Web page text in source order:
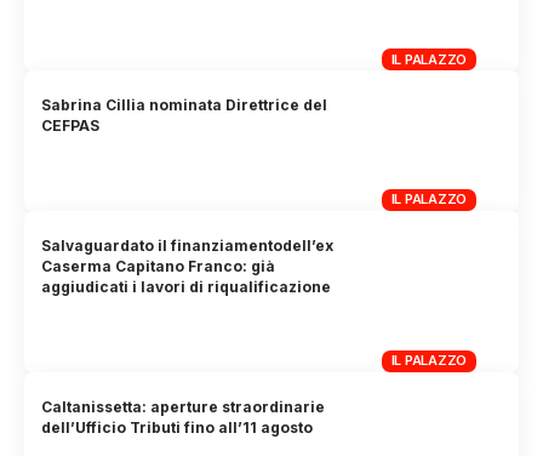
IL PALAZZO
IL PALAZZO
Sabrina Cillia nominata Direttrice del
CEFPAS
IL PALAZZO
Salvaguardato il finanziamentodell’ex
Caserma Capitano Franco: già
aggiudicati i lavori di riqualificazione
Caltanissetta: aperture straordinarie
dell’Ufficio Tributi fino all’11 agosto